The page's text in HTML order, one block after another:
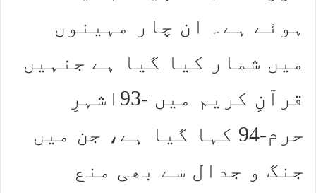
ہوئے ہے۔ ان چار مہینوں
میں شمار کیا گیا ہے جنہیں
قرآنِ کریم میں -93اشہرِ
حرم-94 کہا گیا ہے، جن میں
جنگ و جدال سے بھی منع